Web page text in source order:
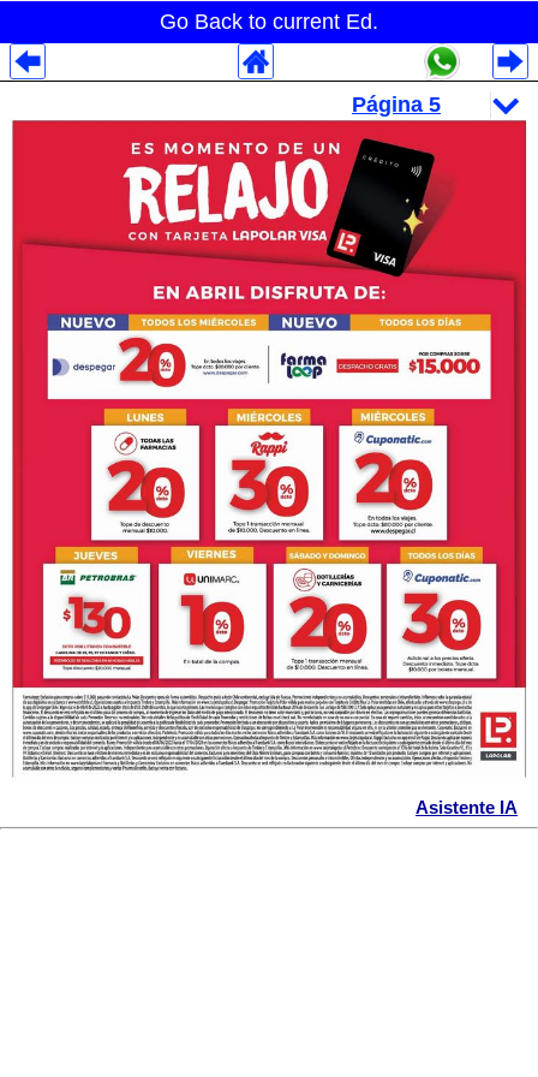
Go Back to current Ed.
Asistente IA
Despliegues Analytics
Despliegues Totales
Despliegues por Rubros